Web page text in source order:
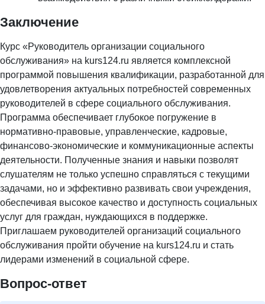
Заключение
Курс «Руководитель организации социального
обслуживания» на kurs124.ru является комплексной
программой повышения квалификации, разработанной для
удовлетворения актуальных потребностей современных
руководителей в сфере социального обслуживания.
Программа обеспечивает глубокое погружение в
нормативно-правовые, управленческие, кадровые,
финансово-экономические и коммуникационные аспекты
деятельности. Полученные знания и навыки позволят
слушателям не только успешно справляться с текущими
задачами, но и эффективно развивать свои учреждения,
обеспечивая высокое качество и доступность социальных
услуг для граждан, нуждающихся в поддержке.
Приглашаем руководителей организаций социального
обслуживания пройти обучение на kurs124.ru и стать
лидерами изменений в социальной сфере.
Вопрос-ответ